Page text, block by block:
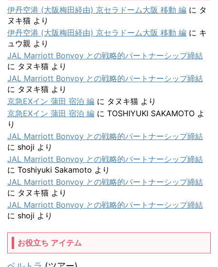
伊丹空港 (大阪梅田経由) 京セラドーム大阪 移動 編 に タ
ヌキ猫 より
伊丹空港 (大阪梅田経由) 京セラドーム大阪 移動 編 に キ
ュウ親 より
JAL Marriott Bonvoy との戦略的パートナーシップ締結
に タヌキ猫 より
JAL Marriott Bonvoy との戦略的パートナーシップ締結
に タヌキ猫 より
京急EXイン 蒲田 宿泊 編 に タヌキ猫 より
京急EXイン 蒲田 宿泊 編 に TOSHIYUKI SAKAMOTO よ
り
JAL Marriott Bonvoy との戦略的パートナーシップ締結
に shoji より
JAL Marriott Bonvoy との戦略的パートナーシップ締結
に Toshiyuki Sakamoto より
JAL Marriott Bonvoy との戦略的パートナーシップ締結
に タヌキ猫 より
JAL Marriott Bonvoy との戦略的パートナーシップ締結
に shoji より
お役立ち アイテム